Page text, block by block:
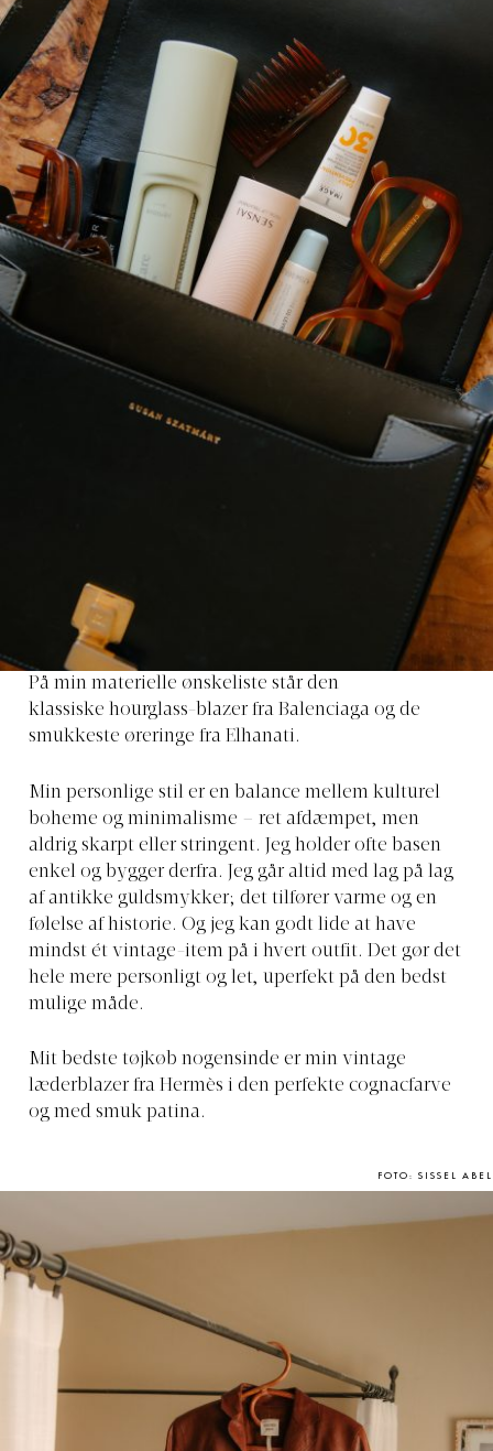
På min materielle ønskeliste står den
klassiske hourglass-blazer fra Balenciaga og de
smukkeste øreringe fra Elhanati.
Min personlige stil er en balance mellem kulturel
boheme og minimalisme – ret afdæmpet, men
aldrig skarpt eller stringent. Jeg holder ofte basen
enkel og bygger derfra. Jeg går altid med lag på lag
af antikke guldsmykker; det tilfører varme og en
følelse af historie. Og jeg kan godt lide at have
mindst ét vintage-item på i hvert outfit. Det gør det
hele mere personligt og let, uperfekt på den bedst
mulige måde.
Mit bedste tøjkøb nogensinde er min vintage
læderblazer fra Hermès i den perfekte cognacfarve
og med smuk patina.
FOTO: SISSEL ABEL